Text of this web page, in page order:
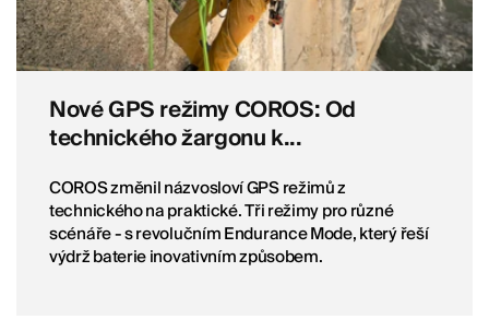
Nové GPS režimy COROS: Od
technického žargonu k...
COROS změnil názvosloví GPS režimů z
technického na praktické. Tři režimy pro různé
scénáře - s revolučním Endurance Mode, který řeší
výdrž baterie inovativním způsobem.